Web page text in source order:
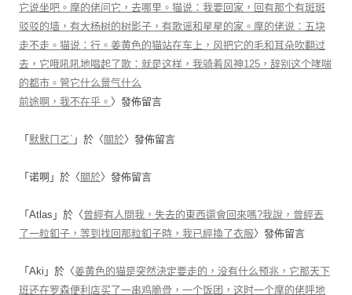
它说坐吧。摩的佬问它，去哪里。猫说：我要回家，回有那个有斑斑
驳驳的墙，有大杨树的树影子，有歌谣和星星的家。摩的佬说：五块
走不走。猫说：行。姜黄色的猫站在车上，风把它的毛和耳朵吹翻过
去，它哦吼吼地唱起了歌：就是这样，我骑着风神125，辞别这个哮喘
的都市。管它什么景气什么
前途啊，我不在乎。 〉發佈留言
「 默默ㄇㄛˋ 」於〈 關於〉發佈留言
「 诺啊 」於〈 關於〉發佈留言
「 Atlas 」於〈曾經有人問我，失去的東西還會回來嗎?我說，曾經丟
了一粒釦子，等到找回那粒釦子時，我已經換了衣服〉發佈留言
「 Aki 」於〈姜黄色的猫是突然決定要走的，没有什么预兆，它那天下
班还在罗森便利店买了一串鸡脆骨，一个饭团，这时一个摩的佬呼地